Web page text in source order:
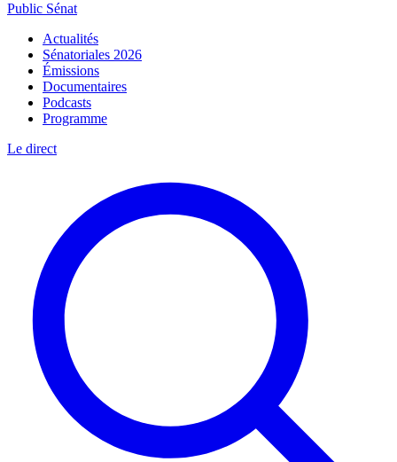
Public Sénat
Actualités
Sénatoriales 2026
Émissions
Documentaires
Podcasts
Programme
Le direct